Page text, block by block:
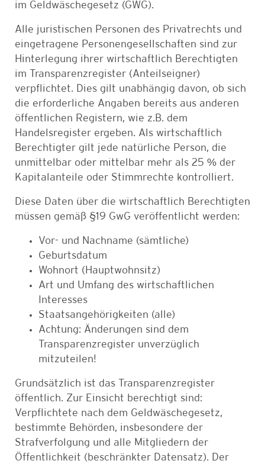
im Geldwäschegesetz (GWG).
Alle juristischen Personen des Privatrechts und
eingetragene Personengesellschaften sind zur
Hinterlegung ihrer wirtschaftlich Berechtigten
im Transparenzregister (Anteilseigner)
verpflichtet. Dies gilt unabhängig davon, ob sich
die erforderliche Angaben bereits aus anderen
öffentlichen Registern, wie z.B. dem
Handelsregister ergeben. Als wirtschaftlich
Berechtigter gilt jede natürliche Person, die
unmittelbar oder mittelbar mehr als 25 % der
Kapitalanteile oder Stimmrechte kontrolliert.
Diese Daten über die wirtschaftlich Berechtigten
müssen gemäß §19 GwG veröffentlicht werden:
Vor- und Nachname (sämtliche)
Geburtsdatum
Wohnort (Hauptwohnsitz)
Art und Umfang des wirtschaftlichen
Interesses
Staatsangehörigkeiten (alle)
Achtung: Änderungen sind dem
Transparenzregister unverzüglich
mitzuteilen!
Grundsätzlich ist das Transparenzregister
öffentlich. Zur Einsicht berechtigt sind:
Verpflichtete nach dem Geldwäschegesetz,
bestimmte Behörden, insbesondere der
Strafverfolgung und alle Mitgliedern der
Öffentlichkeit (beschränkter Datensatz). Der